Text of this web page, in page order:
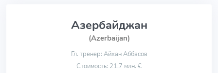
Азербайджан
(Azerbaijan)
Гл. тренер: Айхан Аббасов
Стоимость: 21.7 млн. €